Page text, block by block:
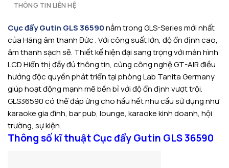
THÔNG TIN LIÊN HỆ
Cục đẩy Gutin GLS 36590nằm trong GLS-Series mới nhất
của Hãng âm thanh Đức . Với công suất lớn, độ ổn định cao,
âm thanh sạch sẽ. Thiết kế hiện đại sang trọng với màn hình
LCD Hiển thị đầy đủ thông tin, cùng công nghệ GT-AIR điều
hướng độc quyền phát triển tại phòng Lab Tanita Germany
giúp hoạt động mạnh mẽ bền bỉ với độ ổn định vượt trội.
GLS36590 có thể đáp ứng cho hầu hết nhu cầu sử dụng như
karaoke gia đình, bar pub, lounge, karaoke kinh doanh, hội
trường, sự kiện.
Thông số kĩ thuật Cục đẩy Gutin GLS 36590